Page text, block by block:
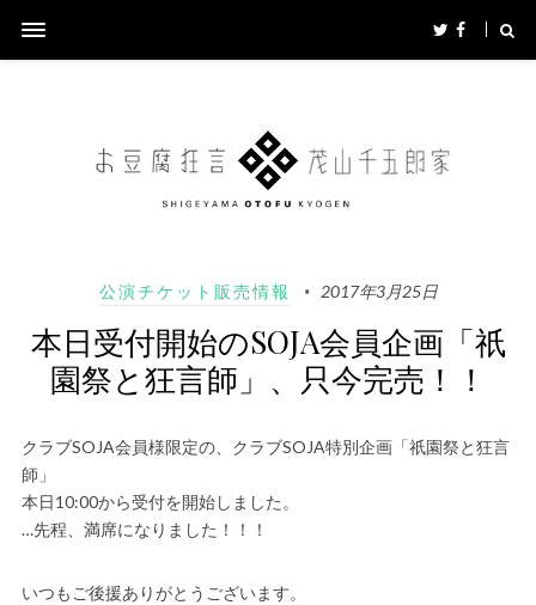
公演チケット販売情報 2017年3月25日
本日受付開始のSOJA会員企画「祇
園祭と狂言師」、只今完売！！
クラブSOJA会員様限定の、クラブSOJA特別企画「祇園祭と狂言
師」
本日10:00から受付を開始しました。
…先程、満席になりました！！！
いつもご後援ありがとうございます。